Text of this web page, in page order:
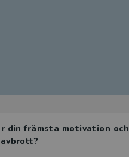
din främsta motivation